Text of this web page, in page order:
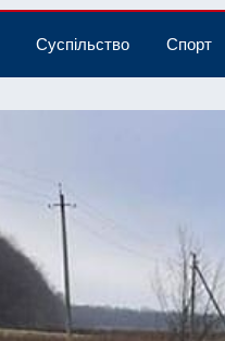
Суспільство Спорт